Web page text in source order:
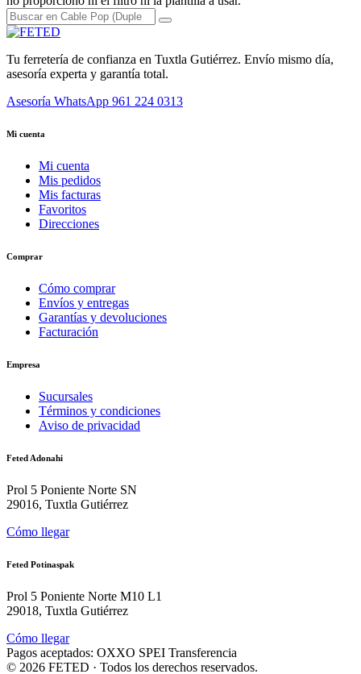
Tu ferretería de confianza en Tuxtla Gutiérrez. Envío mismo día,
asesoría experta y garantía total.
Asesoría WhatsApp 961 224 0313
Mi cuenta
Mi cuenta
Mis pedidos
Mis facturas
Favoritos
Direcciones
Comprar
Cómo comprar
Envíos y entregas
Garantías y devoluciones
Facturación
Empresa
Sucursales
Términos y condiciones
Aviso de privacidad
Feted Adonahi
Prol 5 Poniente Norte SN
29016, Tuxtla Gutiérrez
Cómo llegar
Feted Potinaspak
Prol 5 Poniente Norte M10 L1
29018, Tuxtla Gutiérrez
Cómo llegar
Pagos aceptados: OXXO SPEI Transferencia
© 2026 FETED · Todos los derechos reservados.